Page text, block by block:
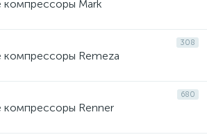
компрессоры Mark
308
компрессоры Remeza
680
компрессоры Renner